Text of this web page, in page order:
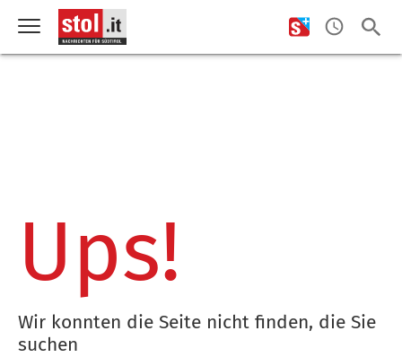
Ups!
Wir konnten die Seite nicht finden, die Sie
suchen